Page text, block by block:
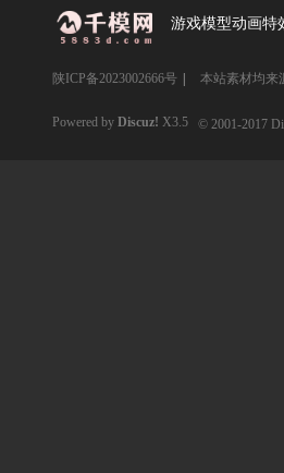
游戏模型动画特
陕ICP备2023002666号 本站素材均来
Powered by Discuz! X3.5 © 2001-2017